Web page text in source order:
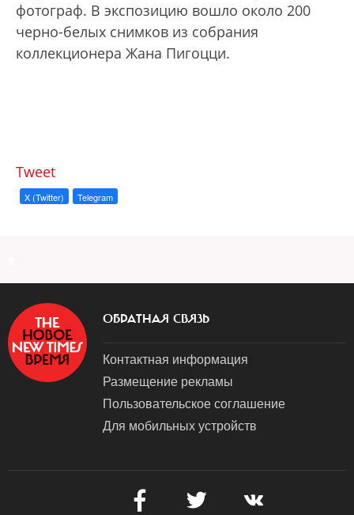
фотограф. В экспозицию вошло около 200
черно-белых снимков из собрания
коллекционера Жана Пигоцци.
Tweet
X (Twitter) Telegram
ОБРАТНАЯ СВЯЗЬ
Контактная информация
Размещение рекламы
Пользовательское соглашение
Для мобильных устройств